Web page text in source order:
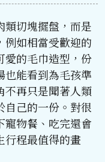
類切塊擺盤，而是
例如相當受歡迎的
愛的毛巾造型，份
也能看到為毛孩準
不再只是聞著人類
自己的一份。對很
寵物餐、吃完還會
行程最值得的畫